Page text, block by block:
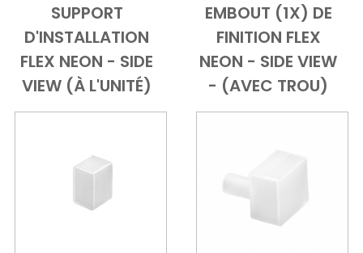
Add to CartVue d'ensemble
SUPPORT
D'INSTALLATION
FLEX NEON - SIDE
VIEW (À L'UNITÉ)
Add to Cart
Vue
EMBOUT (1X) DE
FINITION FLEX
NEON - SIDE VIEW
- (AVEC TROU)